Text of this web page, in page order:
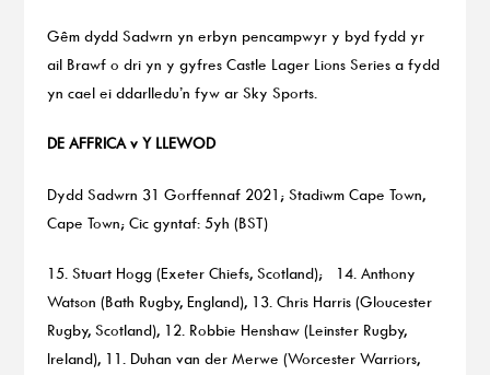
Gêm dydd Sadwrn yn erbyn pencampwyr y byd fydd yr
ail Brawf o dri yn y gyfres Castle Lager Lions Series a fydd
yn cael ei ddarlledu’n fyw ar Sky Sports.
DE AFFRICA v Y LLEWOD
Dydd Sadwrn 31 Gorffennaf 2021; Stadiwm Cape Town,
Cape Town; Cic gyntaf: 5yh (BST)
15. Stuart Hogg (Exeter Chiefs, Scotland); 14. Anthony
Watson (Bath Rugby, England), 13. Chris Harris (Gloucester
Rugby, Scotland), 12. Robbie Henshaw (Leinster Rugby,
Ireland), 11. Duhan van der Merwe (Worcester Warriors,